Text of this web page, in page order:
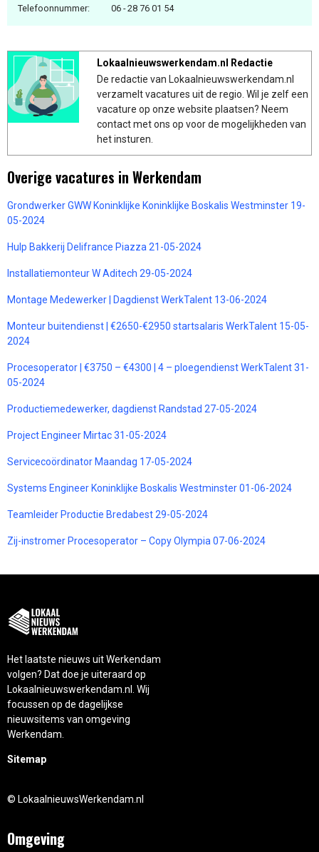
Telefoonnummer: 06 - 28 76 01 54
Lokaalnieuwswerkendam.nl Redactie
De redactie van Lokaalnieuwswerkendam.nl
verzamelt vacatures uit de regio. Wil je zelf een
vacature op onze website plaatsen? Neem
contact met ons op voor de mogelijkheden van
het insturen.
Overige vacatures in Werkendam
Grondwerker GWW Koninklijke Koninklijke Boskalis Westminster 19-
05-2024
Hulp Bakkerij Delifrance Piazza 21-05-2024
Installatiemonteur W Aditech 29-05-2024
Montage Medewerker | Dagdienst WerkTalent 13-06-2024
Monteur buitendienst | €2650-€2950 startsalaris WerkTalent 15-05-
2024
Procesoperator | €3750 – €4300 | 4 – ploegendienst WerkTalent 31-
05-2024
Productiemedewerker, dagdienst Randstad 27-05-2024
Project Engineer Mirtac 31-05-2024
Servicecoördinator Maandag 17-05-2024
Systems Engineer Koninklijke Boskalis Westminster 01-06-2024
Teamleider Productie Bredabest 29-05-2024
Zij-instromer Procesoperator – Copy Olympia 07-06-2024
Het laatste nieuws uit Werkendam
volgen? Dat doe je uiteraard op
Lokaalnieuwswerkendam.nl. Wij
focussen op de dagelijkse
nieuwsitems van omgeving
Werkendam.
Sitemap
© LokaalnieuwsWerkendam.nl
Omgeving